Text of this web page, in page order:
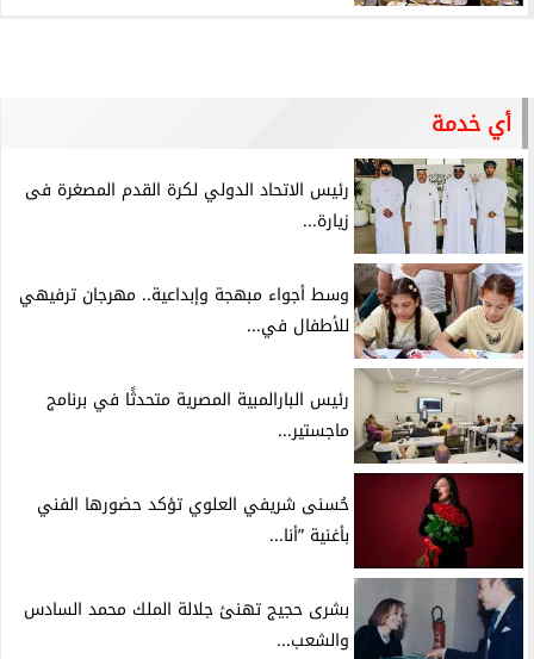
أي خدمة
رئيس الاتحاد الدولي لكرة القدم المصغرة فى
زيارة...
وسط أجواء مبهجة وإبداعية.. مهرجان ترفيهي
للأطفال في...
رئيس البارالمبية المصرية متحدثًا في برنامج
ماجستير...
حُسنى شريفي العلوي تؤكد حضورها الفني
بأغنية ”أنا...
بشرى حجيج تهنئ جلالة الملك محمد السادس
والشعب...